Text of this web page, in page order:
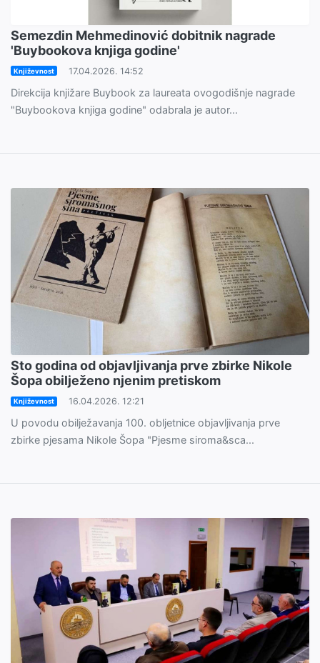
Semezdin Mehmedinović dobitnik nagrade
'Buybookova knjiga godine'
Književnost 17.04.2026. 14:52
Direkcija knjižare Buybook za laureata ovogodišnje nagrade
"Buybookova knjiga godine" odabrala je autor...
Sto godina od objavljivanja prve zbirke Nikole
Šopa obilježeno njenim pretiskom
Književnost 16.04.2026. 12:21
U povodu obilježavanja 100. obljetnice objavljivanja prve
zbirke pjesama Nikole Šopa "Pjesme siroma&sca...